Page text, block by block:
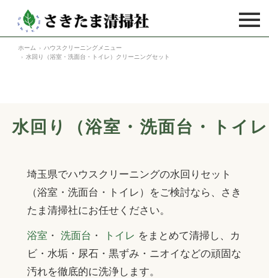
ハウスクリーニング
ガスレンジ
換気扇
浴室
浴室乾燥機
洗面台
フロア（床）洗浄・ワックス
カーペット
ガラス
家庭用エアコン
業務用エアコン
大家様向け新築物件
大家様向け中古物件
不動産業者様向け新築物件
不動産業者様向け中古物件
ご利用の流れ
よくあるご質問
お客様の声
施工事例
ホーム
ハウスクリーニングメニュー
水回り（浴室・洗面台・トイレ）クリーニングセット
水回り（浴室・洗面台・トイ
埼玉県でハウスクリーニングの水回りセット
（浴室・洗面台・トイレ）をご検討なら、さき
たま清掃社にお任せください。
浴室 ・ 洗面台 ・ トイレ をまとめて清掃し、カ
ビ・水垢・尿石・黒ずみ・ニオイなどの頑固な
汚れを徹底的に洗浄します。